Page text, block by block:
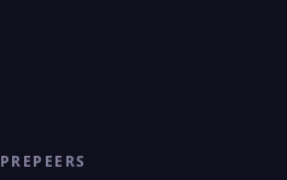
PREPEERS